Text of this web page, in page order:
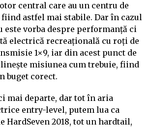
central care au un centru de
fiind astfel mai stabile. Dar în cazul
este vorba despre performanță ci
electrică recreațională cu roți de
1×9, iar din acest punct de
misiunea cum trebuie, fiind
buget corect.
mai departe, dar tot în aria
entry-level, putem lua ca
HardSeven 2018, tot un hardtail,